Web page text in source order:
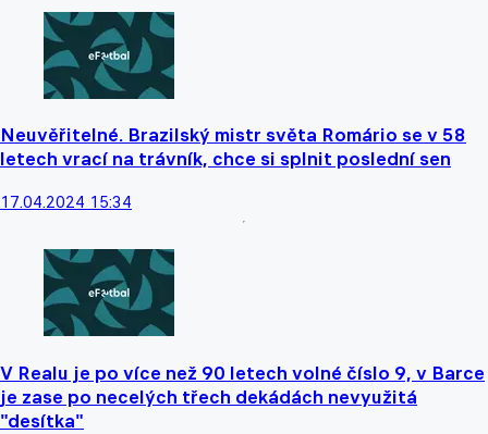
Neuvěřitelné. Brazilský mistr světa Romário se v 58
letech vrací na trávník, chce si splnit poslední sen
17.04.2024 15:34
V Realu je po více než 90 letech volné číslo 9, v Barce
je zase po necelých třech dekádách nevyužitá
"desítka"